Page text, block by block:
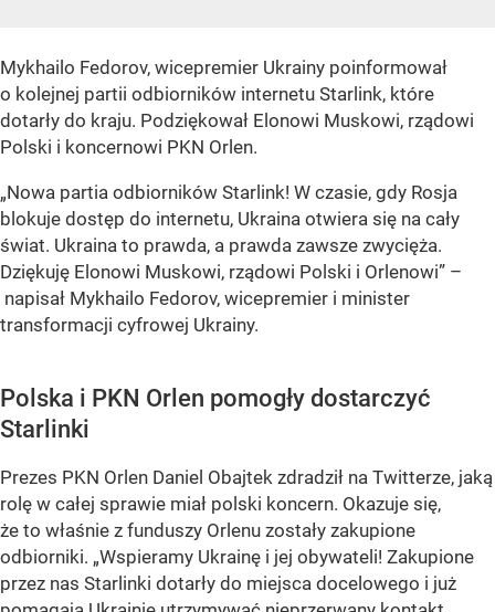
Mykhailo Fedorov, wicepremier Ukrainy poinformował
o kolejnej partii odbiorników internetu Starlink, które
dotarły do kraju. Podziękował Elonowi Muskowi, rządowi
Polski i koncernowi PKN Orlen.
„Nowa partia odbiorników Starlink! W czasie, gdy Rosja
blokuje dostęp do internetu, Ukraina otwiera się na cały
świat. Ukraina to prawda, a prawda zawsze zwycięża.
Dziękuję Elonowi Muskowi, rządowi Polski i Orlenowi” –
napisał Mykhailo Fedorov, wicepremier i minister
transformacji cyfrowej Ukrainy.
Polska i PKN Orlen pomogły dostarczyć
Starlinki
Prezes PKN Orlen Daniel Obajtek zdradził na Twitterze, jaką
rolę w całej sprawie miał polski koncern. Okazuje się,
że to właśnie z funduszy Orlenu zostały zakupione
odbiorniki. „Wspieramy Ukrainę i jej obywateli! Zakupione
przez nas Starlinki dotarły do miejsca docelowego i już